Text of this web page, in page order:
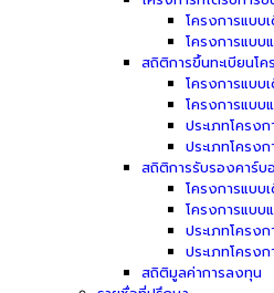
โครงการแบบ
โครงการแบบ
สถิติการขึ้นทะเบียนโค
โครงการแบบ
โครงการแบบ
ประเภทโครง
ประเภทโครง
สถิติการรับรองคาร์บ
โครงการแบบ
โครงการแบบ
ประเภทโครง
ประเภทโครง
สถิติมูลค่าการลงทุน